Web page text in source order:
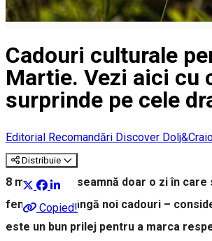
Cadouri culturale
Martie. Vezi aici cu
surprinde pe cele
Editorial Recomandări Discover
Distribuie
Copied!
8 martie nu înseamnă doar o zi în
femeilor de lângă noi cadouri –
este un bun prilej pentru a marca